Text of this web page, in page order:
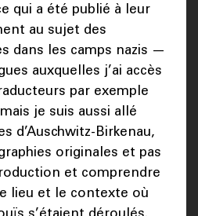
qui a été publié à leur
au sujet des
dans les camps nazis —
auxquelles j’ai accès
par exemple
je suis aussi allé
d’Auschwitz-Birkenau,
originales et pas
et comprendre
lieu et le contexte où